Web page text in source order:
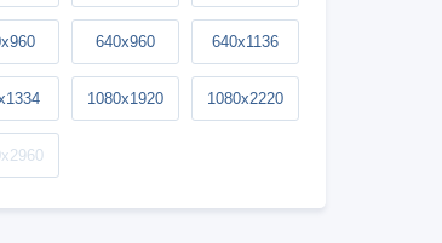
640x960 640x1136
1080x1920 1080x2220